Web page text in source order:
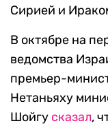
Сирией и
В октябре на
ведомства
премьер-
Нетаньяху
Шойгу сказал,